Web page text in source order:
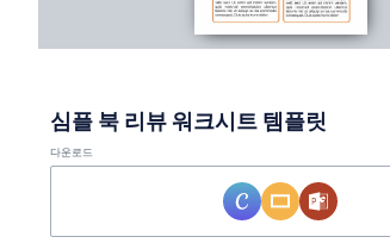
심플 북 리뷰 워크시트 템플릿
다운로드